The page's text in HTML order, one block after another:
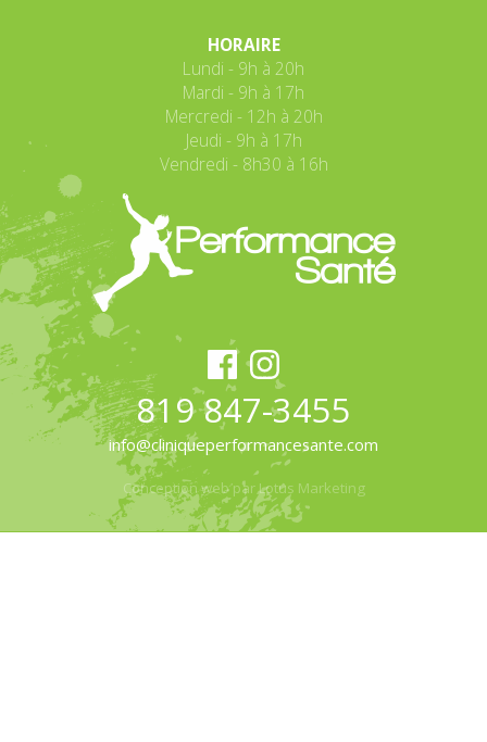
HORAIRE
Lundi - 9h à 20h
Mardi - 9h à 17h
Mercredi - 12h à 20h
Jeudi - 9h à 17h
Vendredi - 8h30 à 16h
819 847-3455
info@cliniqueperformancesante.com
Conception web par Lotus Marketing